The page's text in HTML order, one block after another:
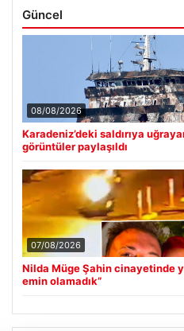
Güncel
08/08/2026
Karadeniz’deki saldırıya
görüntüler paylaşıldı
07/08/2026
Nilda Müge Şahin cinayetinde
emin olamadık”